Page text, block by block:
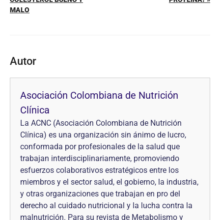
MALO
Autor
Asociación Colombiana de Nutrición
Clínica
La ACNC (Asociación Colombiana de Nutrición
Clínica) es una organización sin ánimo de lucro,
conformada por profesionales de la salud que
trabajan interdisciplinariamente, promoviendo
esfuerzos colaborativos estratégicos entre los
miembros y el sector salud, el gobierno, la industria,
y otras organizaciones que trabajan en pro del
derecho al cuidado nutricional y la lucha contra la
malnutrición. Para su revista de Metabolismo y